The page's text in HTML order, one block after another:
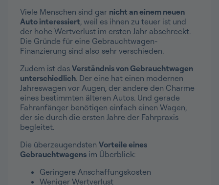
Viele Menschen sind gar nicht an einem neuen
Auto interessiert, weil es ihnen zu teuer ist und
der hohe Wertverlust im ersten Jahr abschreckt.
Die Gründe für eine Gebrauchtwagen-
Finanzierung sind also sehr verschieden.
Zudem ist das Verständnis von Gebrauchtwagen
unterschiedlich. Der eine hat einen modernen
Jahreswagen vor Augen, der andere den Charme
eines bestimmten älteren Autos. Und gerade
Fahranfänger benötigen einfach einen Wagen,
der sie durch die ersten Jahre der Fahrpraxis
begleitet.
Die überzeugendsten Vorteile eines
Gebrauchtwagens im Überblick:
Geringere Anschaffungskosten
Weniger Wertverlust